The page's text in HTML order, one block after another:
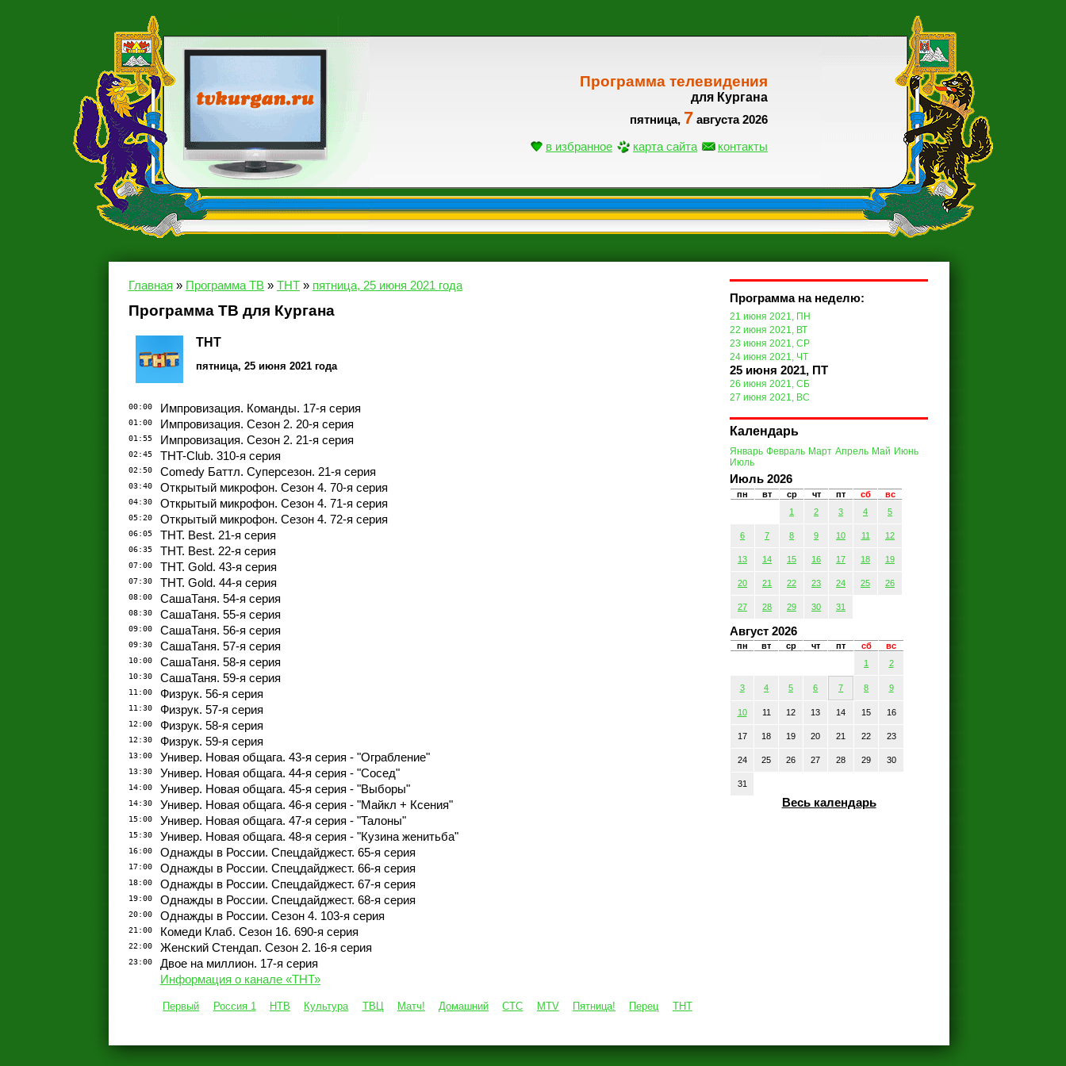
Программа телевидения
для Кургана
пятница, 7 августа 2026
в избранное карта сайта контакты
Главная » Программа ТВ » ТНТ » пятница, 25 июня 2021 года
Программа ТВ для Кургана
ТНТ
пятница, 25 июня 2021 года
00:00 Импровизация. Команды. 17-я серия
01:00 Импровизация. Сезон 2. 20-я серия
01:55 Импровизация. Сезон 2. 21-я серия
02:45 THT-Club. 310-я серия
02:50 Comedy Баттл. Суперсезон. 21-я серия
03:40 Открытый микрофон. Сезон 4. 70-я серия
04:30 Открытый микрофон. Сезон 4. 71-я серия
05:20 Открытый микрофон. Сезон 4. 72-я серия
06:05 ТНТ. Best. 21-я серия
06:35 ТНТ. Best. 22-я серия
07:00 ТНТ. Gold. 43-я серия
07:30 ТНТ. Gold. 44-я серия
08:00 СашаТаня. 54-я серия
08:30 СашаТаня. 55-я серия
09:00 СашаТаня. 56-я серия
09:30 СашаТаня. 57-я серия
10:00 СашаТаня. 58-я серия
10:30 СашаТаня. 59-я серия
11:00 Физрук. 56-я серия
11:30 Физрук. 57-я серия
12:00 Физрук. 58-я серия
12:30 Физрук. 59-я серия
13:00 Универ. Новая общага. 43-я серия - "Ограбление"
13:30 Универ. Новая общага. 44-я серия - "Сосед"
14:00 Универ. Новая общага. 45-я серия - "Выборы"
14:30 Универ. Новая общага. 46-я серия - "Майкл + Ксения"
15:00 Универ. Новая общага. 47-я серия - "Талоны"
15:30 Универ. Новая общага. 48-я серия - "Кузина женитьба"
16:00 Однажды в России. Спецдайджест. 65-я серия
17:00 Однажды в России. Спецдайджест. 66-я серия
18:00 Однажды в России. Спецдайджест. 67-я серия
19:00 Однажды в России. Спецдайджест. 68-я серия
20:00 Однажды в России. Сезон 4. 103-я серия
21:00 Комеди Клаб. Сезон 16. 690-я серия
22:00 Женский Стендап. Сезон 2. 16-я серия
23:00
Двое на миллион. 17-я серия
Информация о канале «ТНТ»
Первый Россия 1 НТВ Культура ТВЦ Матч! Домашний СТС MTV Пятница! Перец ТНТ
Программа на неделю:
21 июня 2021, ПН
22 июня 2021, ВТ
23 июня 2021, СР
24 июня 2021, ЧТ
25 июня 2021, ПТ
26 июня 2021, СБ
27 июня 2021, ВС
Календарь
Январь Февраль Март Апрель Май Июнь
Июль
Июль 2026
пн вт ср чт пт сб
вс
1
2 3 4 5
6 7 8 9 10 11 12
13 14 15 16 17 18 19
20 21 22 23 24 25 26
27 28 29 30 31
Август 2026
пн вт ср чт пт сб
вс
1
2
3 4 5 6 7 8 9
10 11 12 13 14 15 16
17 18 19 20 21 22 23
24 25 26 27 28 29 30
31
Весь календарь